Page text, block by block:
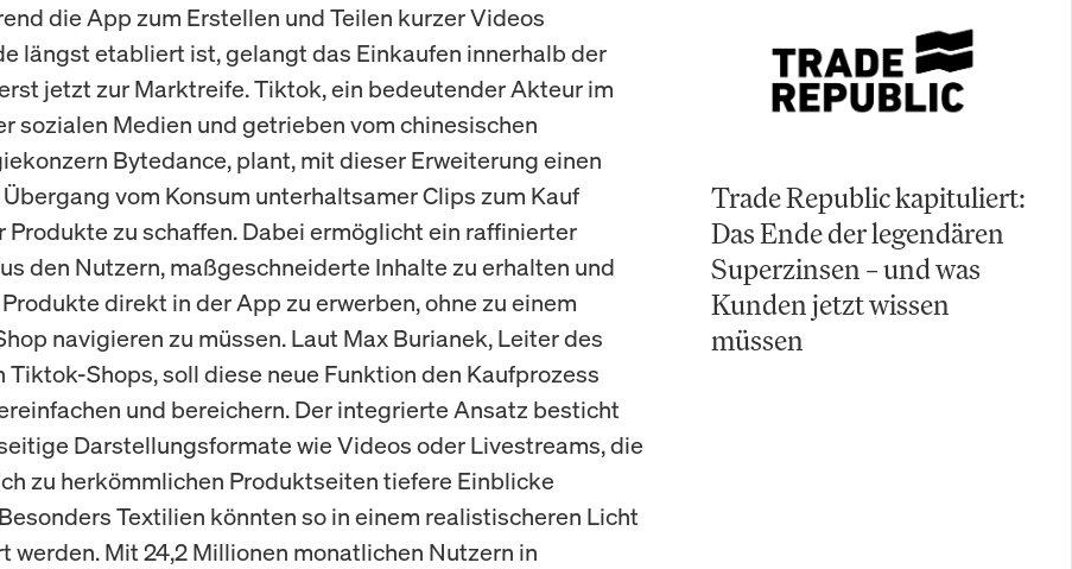
die App zum Erstellen und Teilen kurzer Videos
längst etabliert ist, gelangt das Einkaufen innerhalb der
jetzt zur Marktreife. Tiktok, ein bedeutender Akteur im
sozialen Medien und getrieben vom chinesischen
Bytedance, plant, mit dieser Erweiterung einen
vom Konsum unterhaltsamer Clips zum Kauf
Produkte zu schaffen. Dabei ermöglicht ein raffinierter
den Nutzern, maßgeschneiderte Inhalte zu erhalten und
direkt in der App zu erwerben, ohne zu einem
navigieren zu müssen. Laut Max Burianek, Leiter des
Tiktok-Shops, soll diese neue Funktion den Kaufprozess
und bereichern. Der integrierte Ansatz besticht
Darstellungsformate wie Videos oder Livestreams, die
zu herkömmlichen Produktseiten tiefere Einblicke
Textilien könnten so in einem realistischeren Licht
werden. Mit 24,2 Millionen monatlichen Nutzern in
Trade Republic kapituliert:
Das Ende der legendären
Superzinsen – und was
Kunden jetzt wissen
müssen